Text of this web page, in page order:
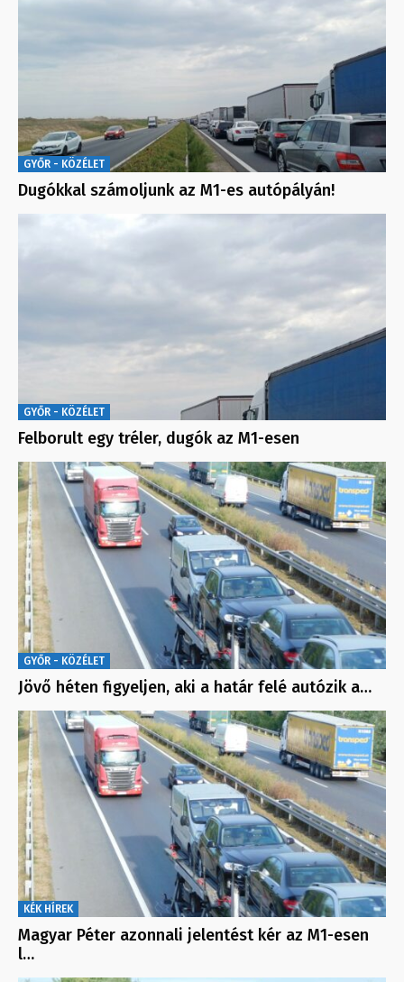
GYŐR - KÖZÉLET
Dugókkal számoljunk az M1-es autópályán!
GYŐR - KÖZÉLET
Felborult egy tréler, dugók az M1-esen
GYŐR - KÖZÉLET
Jövő héten figyeljen, aki a határ felé autózik a…
KÉK HÍREK
Magyar Péter azonnali jelentést kér az M1-esen
l…